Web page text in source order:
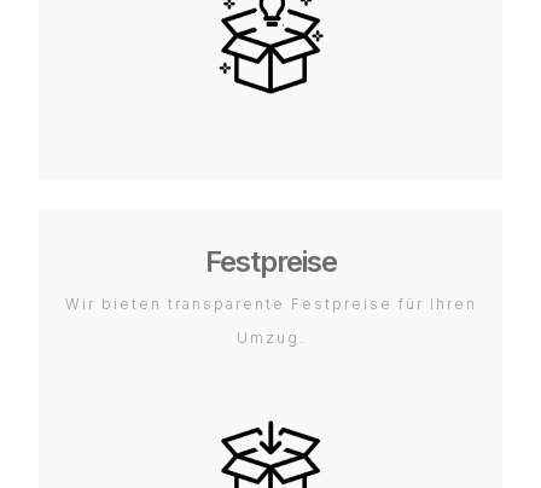
Festpreise
Wir bieten transparente Festpreise für Ihren
Umzug.